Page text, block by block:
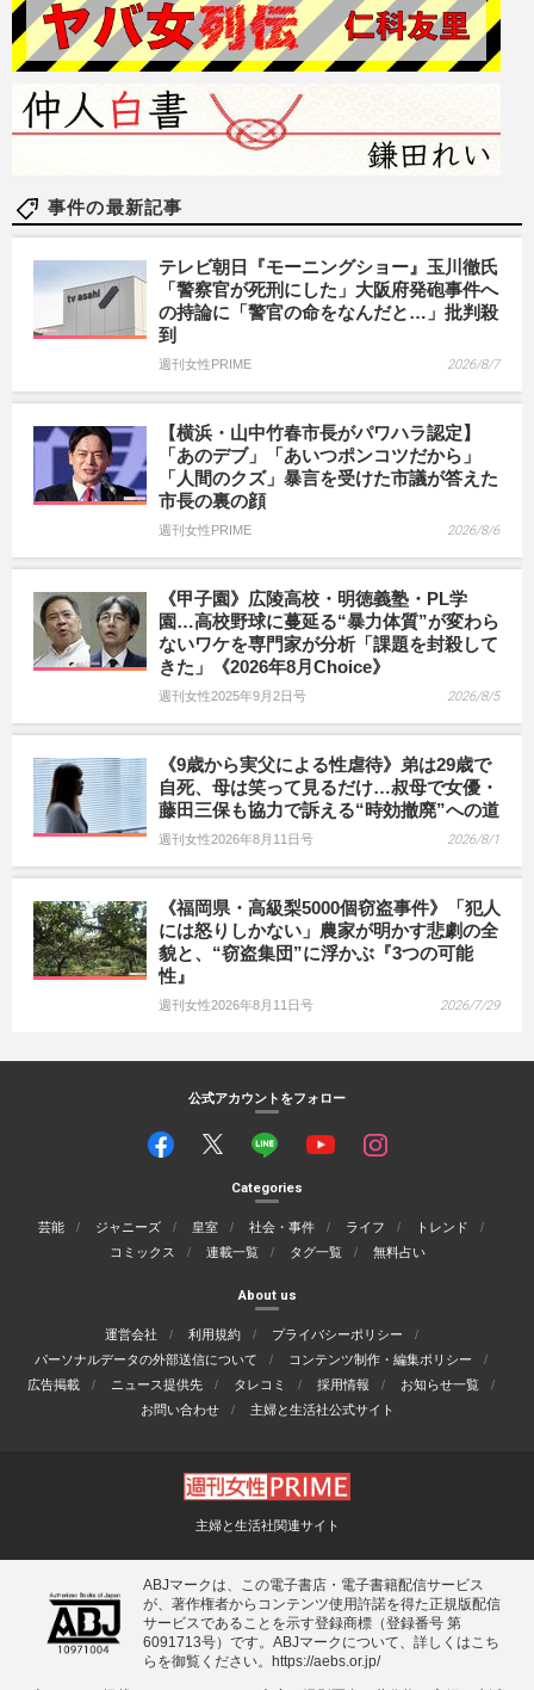
事件の最新記事
テレビ朝日『モーニングショー』玉川徹氏
「警察官が死刑にした」大阪府発砲事件へ
の持論に「警官の命をなんだと…」批判殺
到
週刊女性PRIME 2026/8/7
【横浜・山中竹春市長がパワハラ認定】
「あのデブ」「あいつポンコツだから」
「人間のクズ」暴言を受けた市議が答えた
市長の裏の顔
週刊女性PRIME 2026/8/6
《甲子園》広陵高校・明徳義塾・PL学
園…高校野球に蔓延る“暴力体質”が変わら
ないワケを専門家が分析「課題を封殺して
きた」《2026年8月Choice》
週刊女性2025年9月2日号 2026/8/5
《9歳から実父による性虐待》弟は29歳で
自死、母は笑って見るだけ…叔母で女優・
藤田三保も協力で訴える“時効撤廃”への道
週刊女性2026年8月11日号 2026/8/1
《福岡県・高級梨5000個窃盗事件》「犯人
には怒りしかない」農家が明かす悲劇の全
貌と、“窃盗集団”に浮かぶ『3つの可能
性』
週刊女性2026年8月11日号 2026/7/29
公式アカウントをフォロー
Categories
芸能 ジャニーズ 皇室 社会・事件 ライフ
トレンド
コミックス
連載一覧 タグ一覧 無料占い
About us
運営会社 利用規約
プライバシーポリシー
パーソナルデータの外部送信について
コンテンツ制作・編集ポリシー
広告掲載
ニュース提供先 タレコミ 採用情報
お知らせ一覧
お問い合わせ
主婦と生活社公式サイト
主婦と生活社関連サイト
ABJマークは、この電子書店・電子書籍配信サービス
が、著作権者からコンテンツ使用許諾を得た正規版配信
サービスであることを示す登録商標（登録番号 第
6091713号）です。ABJマークについて、詳しくはこち
らを御覧ください。
https://aebs.or.jp/